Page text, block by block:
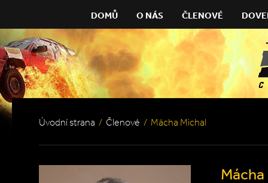
DOMŮ O NÁS ČLENOVÉ
Úvodní strana / Členové / Mácha Michal